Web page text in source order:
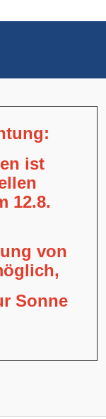
ist
12.8.
von
Sonne